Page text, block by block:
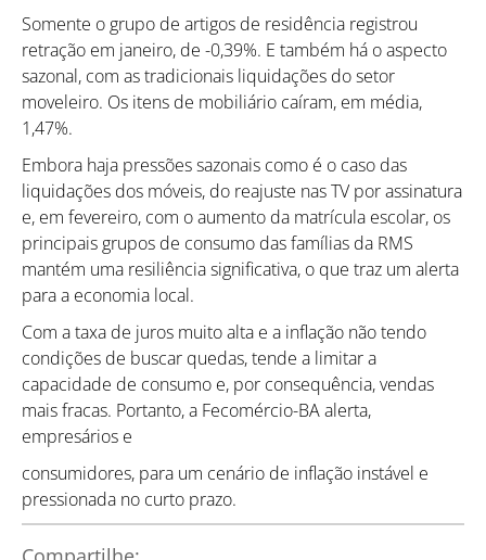
Somente o grupo de artigos de residência registrou
retração em janeiro, de -0,39%. E também há o aspecto
sazonal, com as tradicionais liquidações do setor
moveleiro. Os itens de mobiliário caíram, em média,
1,47%.
Embora haja pressões sazonais como é o caso das
liquidações dos móveis, do reajuste nas TV por assinatura
e, em fevereiro, com o aumento da matrícula escolar, os
principais grupos de consumo das famílias da RMS
mantém uma resiliência significativa, o que traz um alerta
para a economia local.
Com a taxa de juros muito alta e a inflação não tendo
condições de buscar quedas, tende a limitar a
capacidade de consumo e, por consequência, vendas
mais fracas. Portanto, a Fecomércio-BA alerta,
empresários e
consumidores, para um cenário de inflação instável e
pressionada no curto prazo.